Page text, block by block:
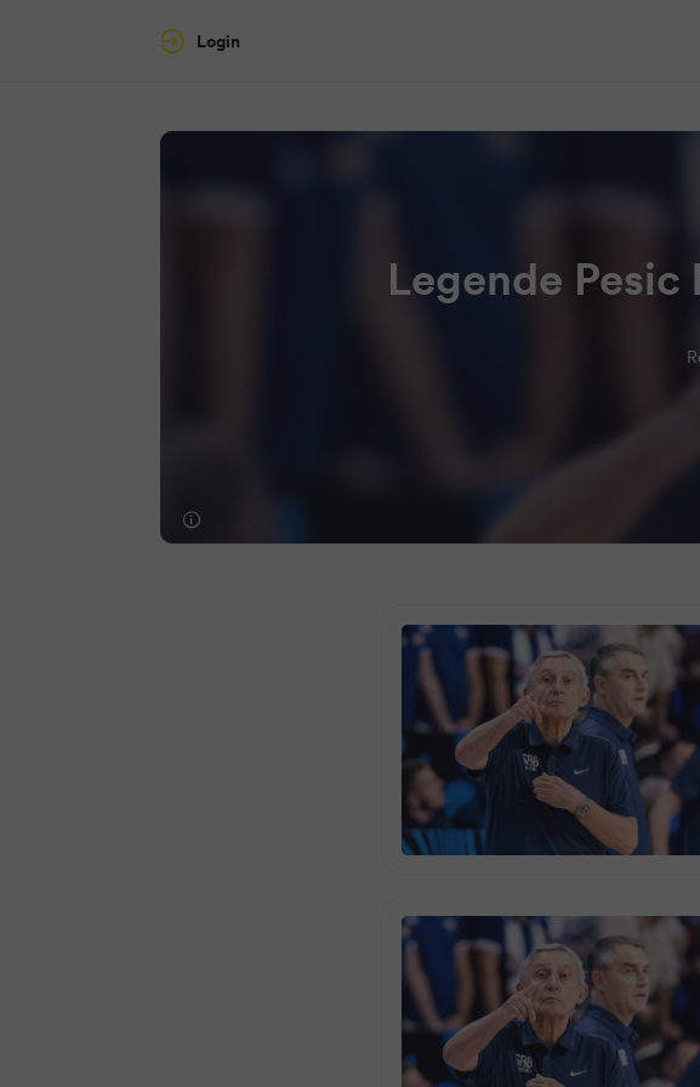
Login
Legende